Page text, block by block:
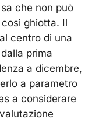
che non può
ghiotta. Il
centro di una
prima
a dicembre,
a parametro
a considerare